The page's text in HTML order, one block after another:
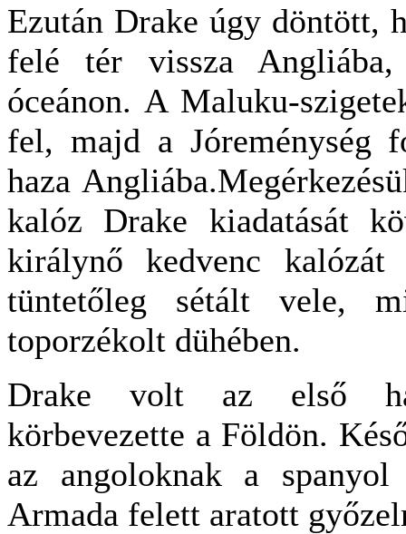
Ezután Drake úgy döntött,
felé tér vissza
óceánon. A Maluku-
fel, majd a Jóreménység
haza
kalóz Drake kiadatását
királynő kedvenc
tüntetőleg sétált vele,
toporzékolt dühében.
Drake volt az első
körbevezette a Földön.
az angoloknak a
Armada felett aratott